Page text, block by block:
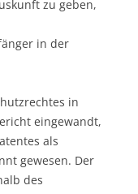
zu geben,
in der
in
eingewandt,
als
gewesen. Der
des